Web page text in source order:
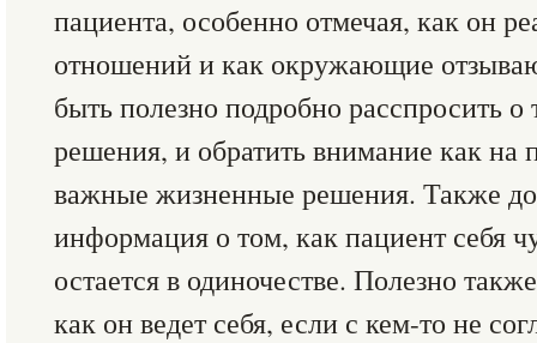
пациента, особенно отмечая, как он
отношений и как окружающие
быть полезно подробно расспросить
решения, и обратить внимание как на
важные жизненные решения. Также
информация о том, как пациент себя
остается в одиночестве. Полезно
как он ведет себя, если с кем-то не